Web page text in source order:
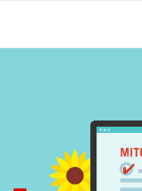
springen